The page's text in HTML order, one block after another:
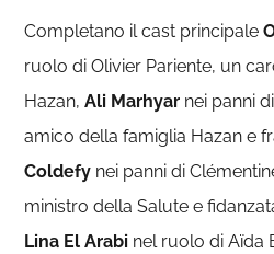
Completano il cast principale
ruolo di Olivier Pariente, un
Hazan,Ali Marhyar nei panni
amico della famiglia Hazan e
Coldefy nei panni di
ministro della Salute e
Lina El Arabi nel ruolo di Aïda